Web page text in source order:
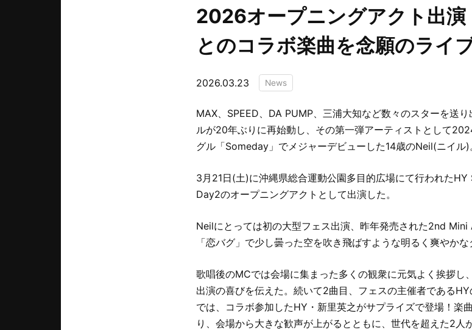
2026オープニングアクト出演
とのコラボ楽曲を念願のライ
2026.03.23 News
MAX、SPEED、DA PUMP、三浦大知など数々のスターを送
ルが20年ぶりに再始動し、その第一弾アーティストとして
グル「Someday」でメジャーデビューした14歳のNeil(ニイル)
3月21日(土)に沖縄県総合運動公園多目的広場にて行われた
Day2のオープニングアクトとして出演した。
Neilにとっては初の大型フェス出演、昨年発売された2nd Mini
「恋バグ」で少し曇った空を吹き飛ばすような明るく爽やかな
歌唱後のMCでは会場に集まった多くの観衆に元気よく挨拶し
出演の喜びを伝えた。続いて2曲目、フェスの主催者であるHY
では、コラボ参加したHY・新里英之がサプライズで登場！楽
り、会場から大きな歓声が上がるとともに、世代を超えた2人